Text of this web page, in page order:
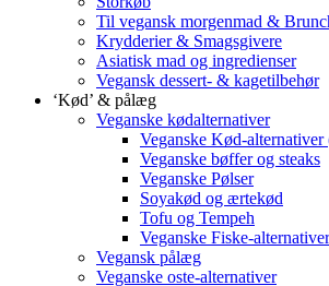
Til vegansk morgenmad &
Krydderier & Smagsgivere
Asiatisk mad og ingredienser
Vegansk dessert- & kagetilbehør
‘Kød’ & pålæg
Veganske kødalternativer
Veganske Kød-alternativer
Veganske bøffer og steaks
Veganske Pølser
Soyakød og ærtekød
Tofu og Tempeh
Veganske Fiske-alternativer
Vegansk pålæg
Veganske oste-alternativer